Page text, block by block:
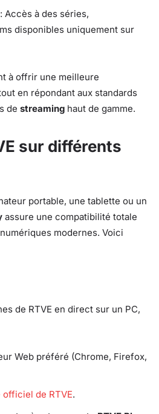
: Accès à des séries,
disponibles uniquement sur
à offrir une meilleure
en répondant aux standards
de streaming haut de gamme.
sur différents
portable, une tablette ou un
assure une compatibilité totale
modernes. Voici
de RTVE en direct sur un PC,
Web préféré (Chrome, Firefox,
officiel de RTVE.